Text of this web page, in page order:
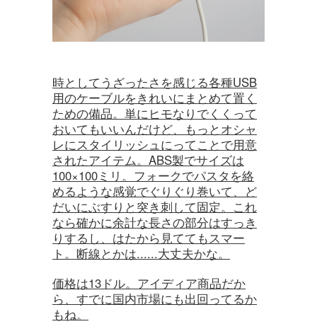
時としてうざったさを感じる各種USB
用のケーブルをきれいにまとめて置く
ための備品。単にヒモなりでくくって
おいてもいいんだけど、もっとオシャ
レにスタイリッシュにってことで用意
されたアイテム。ABS製でサイズは
100×100ミリ。フォークでパスタを絡
めるような感覚でぐりぐり巻いて、ど
だいにぶすりと突き刺して固定。これ
なら確かに余計な長さの部分はすっき
りするし、はたから見ててもスマー
ト。断線とかは......大丈夫かな。
価格は13ドル。アイディア商品だか
ら、すでに国内市場にも出回ってるか
もね。